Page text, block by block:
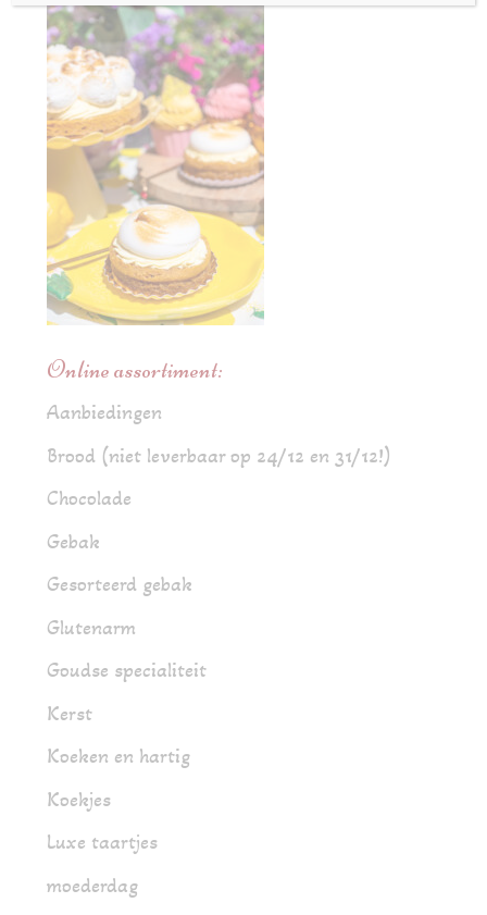
Online assortiment:
Aanbiedingen
Brood (niet leverbaar op 24/12 en 31/12!)
Chocolade
Gebak
Gesorteerd gebak
Glutenarm
Goudse specialiteit
Kerst
Koeken en hartig
Koekjes
Luxe taartjes
moederdag